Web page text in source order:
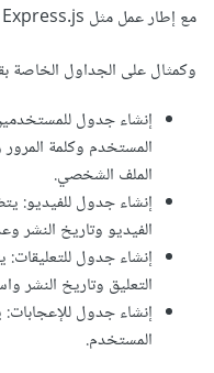
مع إطار عمل مثل Express.js أو لديك لغة PHP وإطار لارافل.
وكمثال على الجداول الخاصة
إنشاء جدول
المستخدم وكلمة المرور
الملف الشخصي.
إنشاء جدول للفيديو:
الفيديو وتاريخ النشر
إنشاء جدول
التعليق وتاريخ النشر
إنشاء جدول
المستخدم.